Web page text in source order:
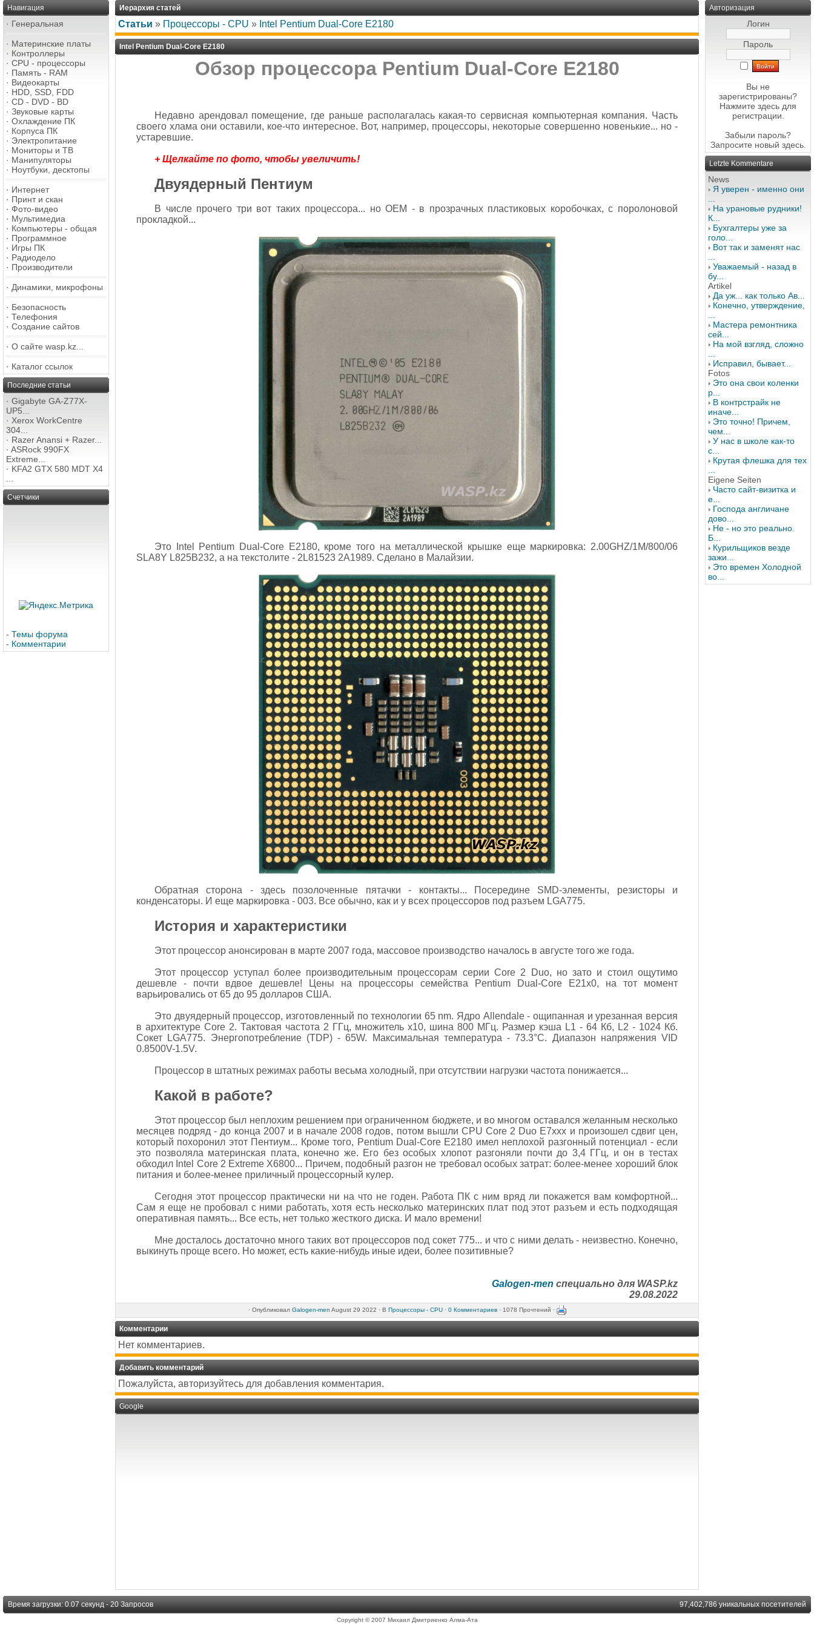
Навигация
· Генеральная
· Материнские платы
· Контроллеры
· CPU - процессоры
· Память - RAM
· Видеокарты
· HDD, SSD, FDD
· CD - DVD - BD
· Звуковые карты
· Охлаждение ПК
· Корпуса ПК
· Электропитание
· Мониторы и ТВ
· Манипуляторы
· Ноутбуки, десктопы
· Интернет
· Принт и скан
· Фото-видео
· Мультимедиа
· Компьютеры - общая
· Программное
· Игры ПК
· Радиодело
· Производители
· Динамики, микрофоны
· Безопасность
· Телефония
· Создание сайтов
· О сайте wasp.kz...
· Каталог ссылок
Последние статьи
· Gigabyte GA-Z77X-
UP5...
· Xerox WorkCentre
304...
· Razer Anansi + Razer...
· ASRock 990FX
Extreme...
· KFA2 GTX 580 MDT X4
Счетчики
- Темы форума
- Комментарии
Иерархия статей
Статьи » Процессоры - CPU » Intel Pentium Dual-Core E2180
Intel Pentium Dual-Core E2180
Обзор процессора Pentium Dual-Core E2180
Недавно арендовал помещение, где раньше располагалась какая-то сервисная компьютерная компания. Часть
своего хлама они оставили, кое-что интересное. Вот, например, процессоры, некоторые совершенно новенькие... но -
устаревшие.
+ Щелкайте по фото, чтобы увеличить!
Двуядерный Пентиум
В числе прочего три вот таких процессора... но OEM - в прозрачных пластиковых коробочках, с поролоновой
прокладкой...
Это Intel Pentium Dual-Core E2180, кроме того на металлической крышке еще маркировка: 2.00GHZ/1M/800/06
SLA8Y L825B232, а на текстолите - 2L81523 2A1989. Сделано в Малайзии.
Обратная сторона - здесь позолоченные пятачки - контакты... Посередине SMD-элементы, резисторы и
конденсаторы. И еще маркировка - 003. Все обычно, как и у всех процессоров под разъем LGA775.
История и характеристики
Этот процессор анонсирован в марте 2007 года, массовое производство началось в августе того же года.
Этот процессор уступал более производительным процессорам серии Core 2 Duo, но зато и стоил ощутимо
дешевле - почти вдвое дешевле! Цены на процессоры семейства Pentium Dual-Core E21x0, на тот момент
варьировались от 65 до 95 долларов США.
Это двуядерный процессор, изготовленный по технологии 65 nm. Ядро Allendale - ощипанная и урезанная версия
в архитектуре Core 2. Тактовая частота 2 ГГц, множитель х10, шина 800 МГц. Размер кэша L1 - 64 Кб, L2 - 1024 Кб.
Сокет LGA775. Энергопотребление (TDP) - 65W. Максимальная температура - 73.3°C. Диапазон напряжения VID
0.8500V-1.5V.
Процессор в штатных режимах работы весьма холодный, при отсутствии нагрузки частота понижается...
Какой в работе?
Этот процессор был неплохим решением при ограниченном бюджете, и во многом оставался желанным несколько
месяцев подряд - до конца 2007 и в начале 2008 годов, потом вышли CPU Core 2 Duo E7xxx и произошел сдвиг цен,
который похоронил этот Пентиум... Кроме того, Pentium Dual-Core E2180 имел неплохой разгонный потенциал - если
это позволяла материнская плата, конечно же. Его без особых хлопот разгоняли почти до 3,4 ГГц, и он в тестах
обходил Intel Core 2 Extreme X6800... Причем, подобный разгон не требовал особых затрат: более-менее хороший блок
питания и более-менее приличный процессорный кулер.
Сегодня этот процессор практически ни на что не годен. Работа ПК с ним вряд ли покажется вам комфортной...
Сам я еще не пробовал с ними работать, хотя есть несколько материнских плат под этот разъем и есть подходящая
оперативная память... Все есть, нет только жесткого диска. И мало времени!
Мне досталось достаточно много таких вот процессоров под сокет 775... и что с ними делать - неизвестно. Конечно,
выкинуть проще всего. Но может, есть какие-нибудь иные идеи, более позитивные?
Galogen-men специально для WASP.kz
29.08.2022
· Опубликовал Galogen-men August 29 2022 · В Процессоры - CPU· 0 Комментариев· 1078 Прочтений ·
Комментарии
Нет комментариев.
Добавить комментарий
Пожалуйста, авторизуйтесь для добавления комментария.
Google
Авторизация
Логин
Пароль
Вы не
зарегистрированы?
Нажмите здесь для
регистрации.
Забыли пароль?
Запросите новый здесь.
Letzte Kommentare
News
Я уверен - именно они
На урановые рудники!
К...
Бухгалтеры уже за
голо...
Вот так и заменят нас
Уважаемый - назад в
бу...
Artikel
Да уж... как только Ав...
Конечно, утверждение,
Мастера ремонтника
сей...
На мой взгляд, сложно
Исправил, бывает...
Fotos
Это она свои коленки
р...
В контрстрайк не
иначе...
Это точно! Причем,
чем...
У нас в школе как-то
с...
Крутая флешка для тех
Eigene Seiten
Часто сайт-визитка и
е...
Господа англичане
дово...
Не - но это реально.
Б...
Курильщиков везде
зажи...
Это времен Холодной
во...
Время загрузки: 0.07 секунд - 20 Запросов 97,402,786 уникальных посетителей
Copyright © 2007 Михаил Дмитриенко Алма-Ата